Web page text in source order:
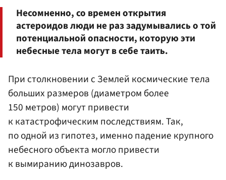
Несомненно, со времен открытия
астероидов люди не раз задумывались о той
потенциальной опасности, которую эти
небесные тела могут в себе таить.
При столкновении с Землей космические тела
больших размеров (диаметром более
150 метров) могут привести
к катастрофическим последствиям. Так,
по одной из гипотез, именно падение крупного
небесного объекта могло привести
к вымиранию динозавров.